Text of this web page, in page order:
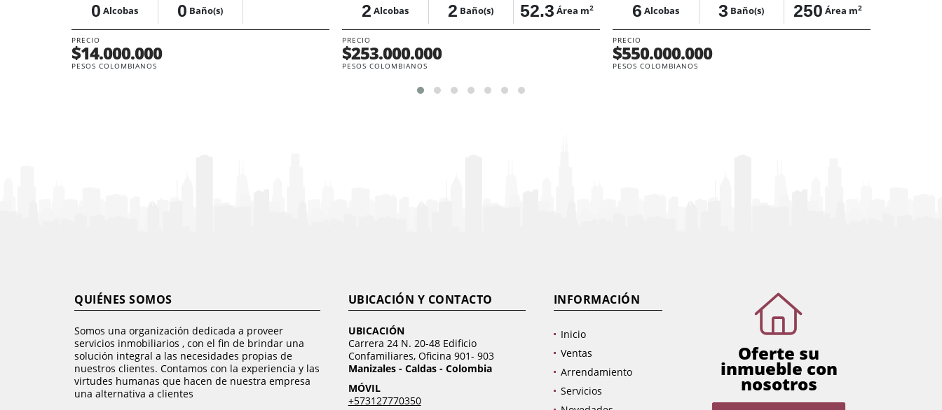
0 Alcobas 0 Baño(s)
PRECIO
$14.000.000
PESOS COLOMBIANOS
2 Alcobas 2 Baño(s) 52.3 Área m2
PRECIO
$253.000.000
PESOS COLOMBIANOS
6 Alcobas 3 Baño(s) 250 Área m2
PRECIO
$550.000.000
PESOS COLOMBIANOS
QUIÉNES SOMOS
Somos una organización dedicada a proveer
servicios inmobiliarios , con el fin de brindar una
solución integral a las necesidades propias de
nuestros clientes. Contamos con la experiencia y las
virtudes humanas que hacen de nuestra empresa
una alternativa a clientes
UBICACIÓN Y CONTACTO
UBICACIÓN
Carrera 24 N. 20-48 Edificio
Confamiliares, Oficina 901- 903
Manizales - Caldas - Colombia
MÓVIL
+573127770350
INFORMACIÓN
Inicio
Ventas
Arrendamiento
Servicios
Oferte su
inmueble con
nosotros